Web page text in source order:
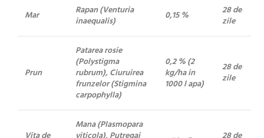
Mar
Rapan (Venturia
inaequalis)
0,15 %
28 de
zile
Prun
Patarea rosie
(Polystigma
rubrum), Ciuruirea
frunzelor (Stigmina
carpophylla)
0,2 % (2
kg/ha in
1000 l apa)
28 de
zile
Mana (Plasmopara